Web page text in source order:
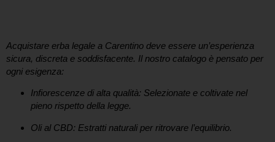
Acquistare erba legale a Carentino deve essere un’esperienza
sicura, discreta e soddisfacente. Il nostro catalogo è pensato per
ogni esigenza:
Infiorescenze di alta qualità: Selezionate e coltivate nel
pieno rispetto della legge.
Oli al CBD: Estratti naturali per ritrovare l’equilibrio.